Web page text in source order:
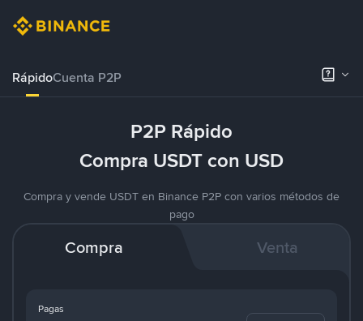
RápidoCuenta P2P
P2P Rápido
Compra USDT con USD
Compra y vende USDT en Binance P2P con varios métodos de
pago
Compra Venta
Pagas